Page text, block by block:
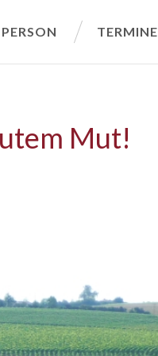
PERSON TERMINE
Mut!